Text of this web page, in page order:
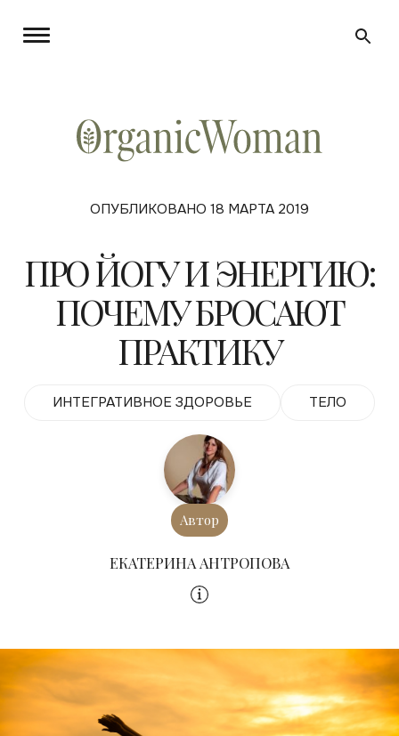
ОПУБЛИКОВАНО 18 МАРТА 2019
ПРО ЙОГУ И ЭНЕРГИЮ:
ПОЧЕМУ БРОСАЮТ
ПРАКТИКУ
ИНТЕГРАТИВНОЕ ЗДОРОВЬЕ ТЕЛО
Автор
ЕКАТЕРИНА АНТРОПОВА